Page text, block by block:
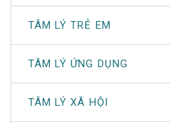
TÂM LÝ TRẺ EM
TÂM LÝ ỨNG DỤNG
TÂM LÝ XÃ HỘI